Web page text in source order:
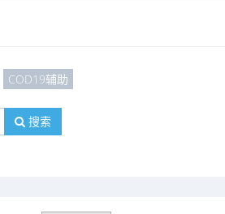
COD19辅助
搜索